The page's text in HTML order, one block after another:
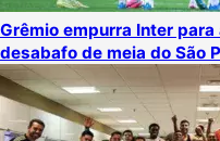
Grêmio empurra Inter
desabafo de meia do São